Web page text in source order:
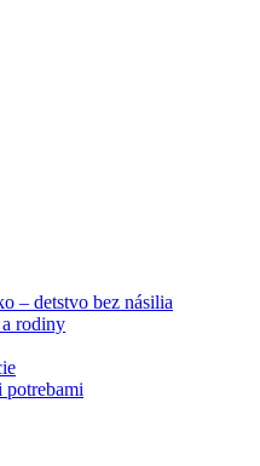
– detstvo bez násilia
rodiny
potrebami